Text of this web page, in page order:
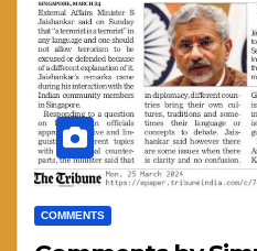
COMMENTS